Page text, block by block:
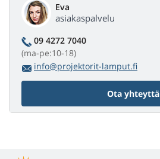
Eva
asiakaspalvelu
09 4272 7040
(ma-pe:10-18)
info@projektorit-lamput.fi
Ota yhteyttä